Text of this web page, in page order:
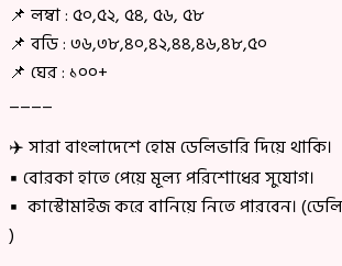
📌 লম্বা : ৫০,৫২, ৫৪, ৫৬, ৫৮
📌 বডি : ৩৬,৩৮,৪০,৪২,৪৪,৪৬,৪৮,৫০
📌 ঘের : ১০০+
____
✈️ সারা বাংলাদেশে হোম ডেলিভারি দিয়ে থাকি।
▪ বোরকা হাতে পেয়ে মূল্য পরিশোধের সুযোগ।
▪ কাস্টোমাইজ করে বানিয়ে নিতে পারবেন।
)